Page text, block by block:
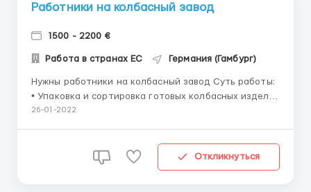
Работники на колбасный завод
1500 - 2200 €
Работа в странах ЕС Германия (Гамбург)
Нужны работники на колбасный завод Суть работы:
• Упаковка и сортировка готовых колбасных изделий
• Женщины,мужчины,сем пары до 59 лет Зарплата: •
Предоставляет ра...
26-01-2022
Откликнуться